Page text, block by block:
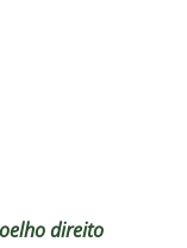
direito